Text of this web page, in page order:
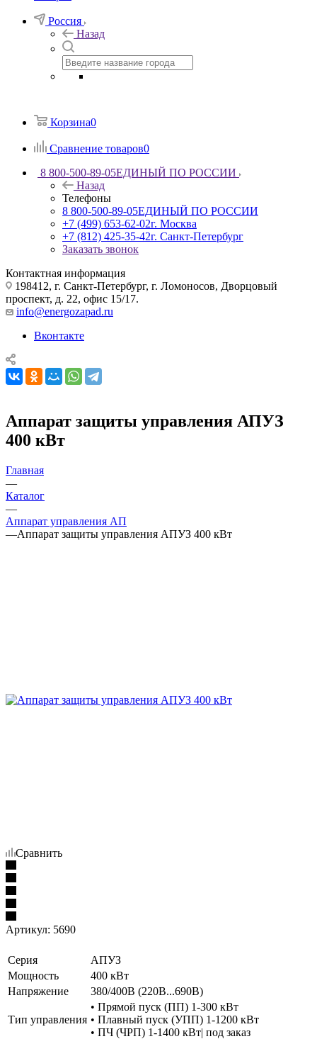
Россия
Назад
Корзина0
Сравнение товаров0
8 800-500-89-05ЕДИНЫЙ ПО РОССИИ
Назад
Телефоны
8 800-500-89-05ЕДИНЫЙ ПО РОССИИ
+7 (499) 653-62-02г. Москва
+7 (812) 425-35-42г. Санкт-Петербург
Заказать звонок
Контактная информация
198412, г. Санкт-Петербург, г. Ломоносов, Дворцовый
проспект, д. 22, офис 15/17.
info@energozapad.ru
Вконтакте
Аппарат защиты управления АПУЗ
400 кВт
Главная
—
Каталог
—
Аппарат управления АП
—Аппарат защиты управления АПУЗ 400 кВт
Сравнить
Артикул: 5690
Серия
АПУЗ
Мощность
400 кВт
Напряжение
380/400В (220В...690В)
Тип управления
• Прямой пуск (ПП) 1-300 кВт
• Плавный пуск (УПП) 1-1200 кВт
• ПЧ (ЧРП) 1-1400 кВт| под заказ